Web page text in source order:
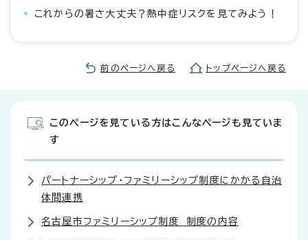
これからの暑さ大丈夫？熱中症リスクを見てみよう！
前のページへ戻る トップページへ戻る
このページを見ている方はこんなページも見ていま
す
パートナーシップ・ファミリーシップ制度にかかる自治
体間連携
名古屋市ファミリーシップ制度 制度の内容